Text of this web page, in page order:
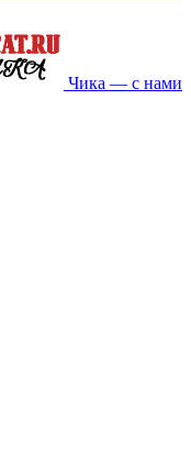
Чика — с нами